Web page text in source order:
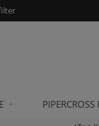
PIPERCROSS